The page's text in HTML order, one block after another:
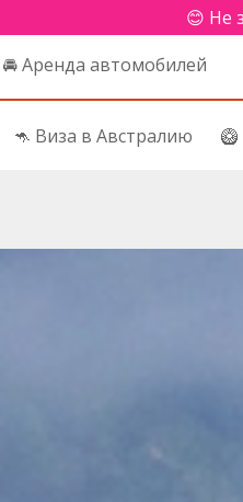
😊 Не
🚘 Аренда автомобилей
🦘 Виза в Австралию